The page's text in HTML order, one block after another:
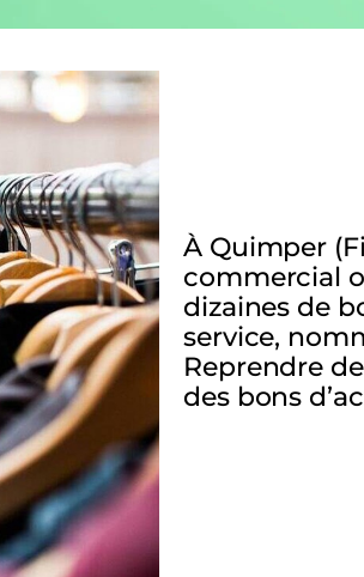
À Quimper
commercial
dizaines de
service,
Reprendre
des bons